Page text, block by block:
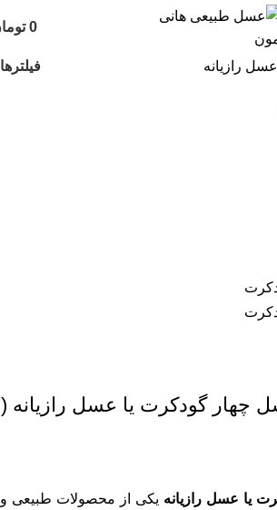
0
رازیانه فیلترها
گودکرت یا عسل رازیانه (
یا عسل رازیانه یکی از محصولات طبیعی و